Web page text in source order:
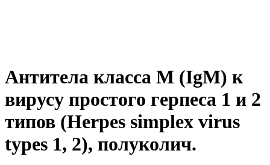
Антитела класса M (IgM) к
вирусу простого герпеса 1 и 2
типов (Herpes simplex virus
types 1, 2), полуколич.
У вас есть
вопросы?
Задайте их нам в данной заявке,